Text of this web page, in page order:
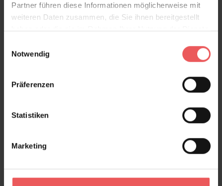
Partner führen diese Informationen möglicherweise mit
weiteren Daten zusammen, die Sie ihnen bereitgestellt
haben oder die sie im Rahmen Ihrer Nutzung der Dienste
Notwendig
Präferenzen
Statistiken
Marketing
Pin-up Wallpaper, colour